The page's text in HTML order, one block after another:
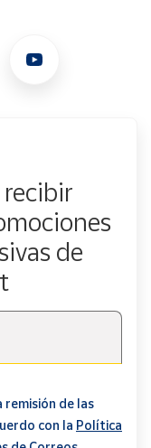
de
remisión de las
con la Política